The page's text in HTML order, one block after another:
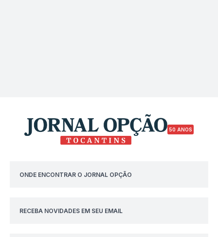
50 ANOS
ONDE ENCONTRAR O JORNAL OPÇÃO
RECEBA NOVIDADES EM SEU EMAIL